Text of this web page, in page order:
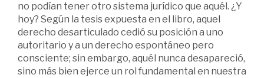
no podían tener otro sistema jurídico que aquél. ¿Y
hoy? Según la tesis expuesta en el libro, aquel
derecho desarticulado cedió su posición a uno
autoritario y a un derecho espontáneo pero
consciente; sin embargo, aquél nunca desapareció,
sino más bien ejerce un rol fundamental en nuestra